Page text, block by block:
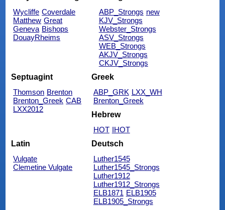
Wycliffe Coverdale
Matthew Great
Geneva Bishops
DouayRheims
ABP_Strongs new
KJV_Strongs
Webster_Strongs
ASV_Strongs
WEB_Strongs
AKJV_Strongs
CKJV_Strongs
Septuagint
Thomson Brenton
Brenton_Greek CAB
LXX2012
Greek
ABP_GRK LXX_WH
Brenton_Greek
Hebrew
HOT IHOT
Latin
Vulgate
Clemetine Vulgate
Deutsch
Luther1545
Luther1545_Strongs
Luther1912
Luther1912_Strongs
ELB1871 ELB1905
ELB1905_Strongs